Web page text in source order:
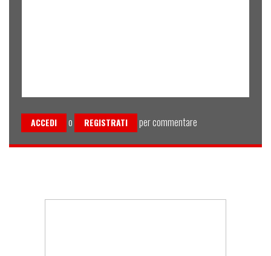
ACCEDI o REGISTRATI per commentare